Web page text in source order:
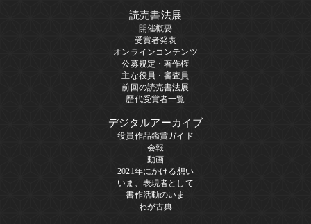
読売書法展
開催概要
受賞者発表
オンラインコンテンツ
公募規定・著作権
主な役員・審査員
前回の読売書法展
歴代受賞者一覧
デジタルアーカイブ
役員作品鑑賞ガイド
会報
動画
2021年にかける想い
いま、表現者として
書作活動のいま
わが古典